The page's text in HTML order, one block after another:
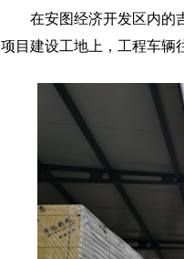
在安图经济开发区内的吉
项目建设工地上，工程车辆